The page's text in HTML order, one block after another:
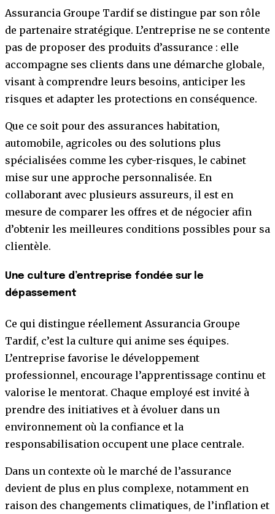
Assurancia Groupe Tardif se distingue par son rôle
de partenaire stratégique. L’entreprise ne se contente
pas de proposer des produits d’assurance : elle
accompagne ses clients dans une démarche globale,
visant à comprendre leurs besoins, anticiper les
risques et adapter les protections en conséquence.
Que ce soit pour des assurances habitation,
automobile, agricoles ou des solutions plus
spécialisées comme les cyber-risques, le cabinet
mise sur une approche personnalisée. En
collaborant avec plusieurs assureurs, il est en
mesure de comparer les offres et de négocier afin
d’obtenir les meilleures conditions possibles pour sa
clientèle.
Une culture d’entreprise fondée sur le
dépassement
Ce qui distingue réellement Assurancia Groupe
Tardif, c’est la culture qui anime ses équipes.
L’entreprise favorise le développement
professionnel, encourage l’apprentissage continu et
valorise le mentorat. Chaque employé est invité à
prendre des initiatives et à évoluer dans un
environnement où la confiance et la
responsabilisation occupent une place centrale.
Dans un contexte où le marché de l’assurance
devient de plus en plus complexe, notamment en
raison des changements climatiques, de l’inflation et